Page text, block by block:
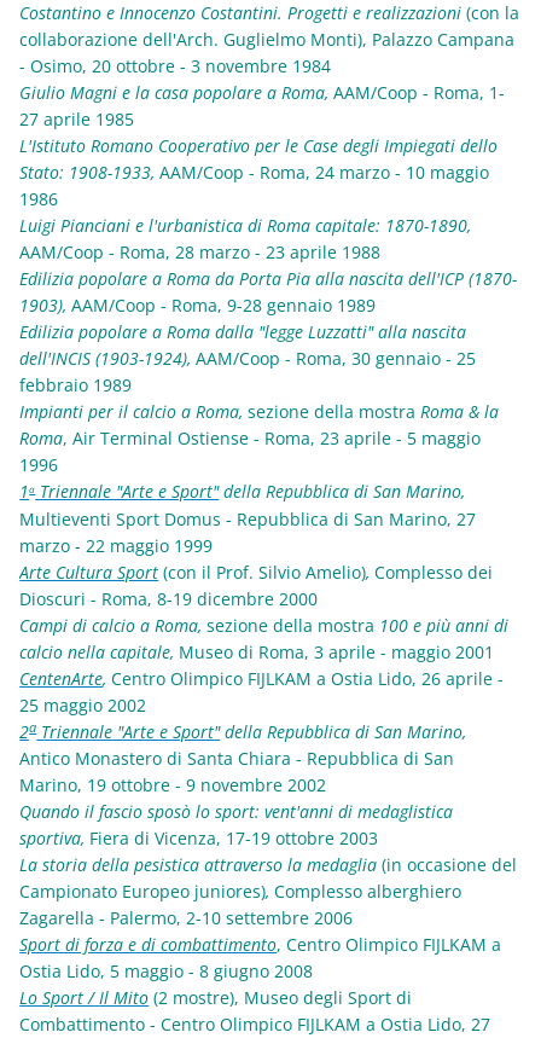
Costantino e Innocenzo Costantini. Progetti e realizzazioni(con la
collaborazione dell'Arch. Guglielmo Monti), Palazzo Campana
- Osimo, 20 ottobre - 3 novembre 1984
Giulio Magni e la casa popolare a Roma,AAM/Coop - Roma, 1-
27 aprile 1985
L'Istituto Romano Cooperativo per le Case degli Impiegati dello
Stato: 1908-1933,AAM/Coop - Roma, 24 marzo - 10 maggio
1986
Luigi Pianciani e l'urbanistica di Roma capitale: 1870-1890,
AAM/Coop - Roma, 28 marzo - 23 aprile 1988
Edilizia popolare a Roma da Porta Pia alla nascita dell'ICP (1870-
1903),AAM/Coop - Roma, 9-28 gennaio 1989
Edilizia popolare a Roma dalla "legge Luzzatti" alla nascita
dell'INCIS (1903-1924),AAM/Coop - Roma, 30 gennaio - 25
febbraio 1989
Impianti per il calcio a Roma,sezione della mostraRoma & la
Roma, Air Terminal Ostiense - Roma, 23 aprile - 5 maggio
1996
1aTriennale "Arte e Sport"della Repubblica di San Marino,
Multieventi Sport Domus - Repubblica di San Marino, 27
marzo - 22 maggio 1999
Arte Cultura Sport (con il Prof. Silvio Amelio), Complesso dei
Dioscuri - Roma, 8-19 dicembre 2000
Campi di calcio a Roma,sezione della mostra 100 e più anni di
calcio nella capitale, Museo di Roma, 3 aprile - maggio 2001
CentenArte,Centro Olimpico FIJLKAM a Ostia Lido, 26 aprile -
25 maggio 2002
2aTriennale "Arte e Sport"della Repubblica di San Marino,
Antico Monastero di Santa Chiara - Repubblica di San
Marino, 19 ottobre - 9 novembre 2002
Quando il fascio sposò lo sport: vent'anni di medaglistica
sportiva, Fiera di Vicenza, 17-19 ottobre 2003
La storia della pesistica attraverso la medaglia(in occasione del
Campionato Europeo juniores), Complesso alberghiero
Zagarella - Palermo, 2-10 settembre 2006
Sport di forza e di combattimento, Centro Olimpico FIJLKAM a
Ostia Lido, 5 maggio - 8 giugno 2008
Lo Sport / Il Mito (2 mostre), Museo degli Sport di
Combattimento - Centro Olimpico FIJLKAM a Ostia Lido, 27